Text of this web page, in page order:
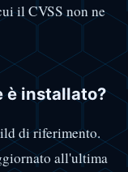
il CVSS non ne
è installato?
di riferimento.
all'ultima